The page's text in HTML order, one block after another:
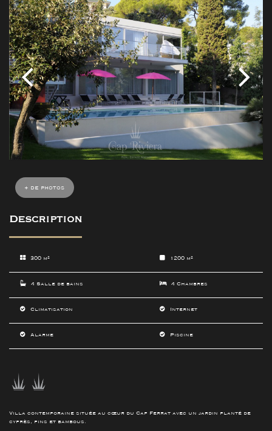
+ de photos
Description
300 m² 1200 m²
4 Salle de bains 4 Chambres
Climatisation Internet
Alarme Piscine
Villa contemporaine située au cœur du Cap Ferrat avec un jardin planté de
cyprès, pins et bambous.